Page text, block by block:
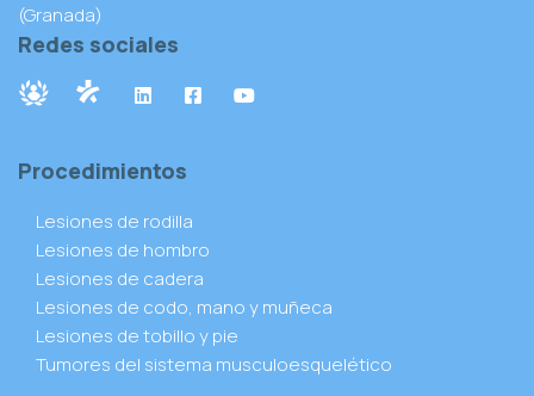
(Granada)
Redes sociales
Procedimientos
Lesiones de rodilla
Lesiones de hombro
Lesiones de cadera
Lesiones de codo, mano y muñeca
Lesiones de tobillo y pie
Tumores del sistema musculoesquelético